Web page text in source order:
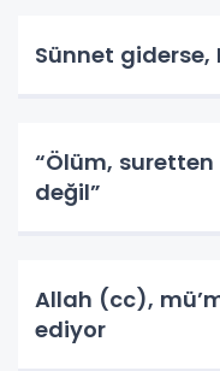
Sünnet giderse,
“Ölüm,
değil”
Allah (cc),
ediyor